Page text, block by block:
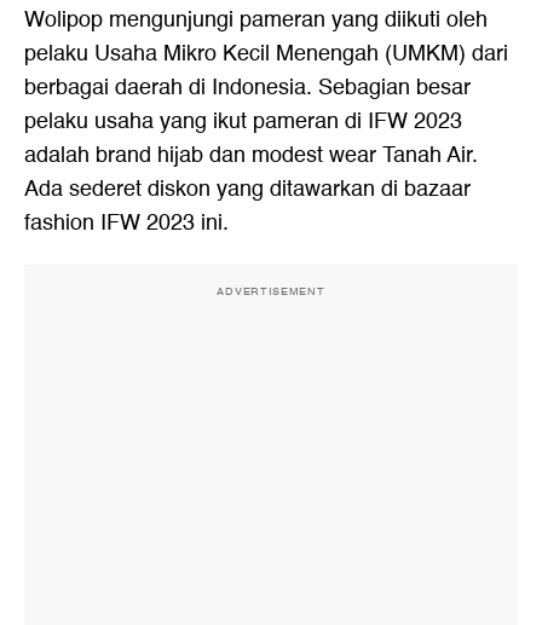
Wolipop mengunjungi pameran yang diikuti oleh
pelaku Usaha Mikro Kecil Menengah (UMKM) dari
berbagai daerah di Indonesia. Sebagian besar
pelaku usaha yang ikut pameran di IFW 2023
adalah brand hijab dan modest wear Tanah Air.
Ada sederet diskon yang ditawarkan di bazaar
fashion IFW 2023 ini.
ADVERTISEMENT